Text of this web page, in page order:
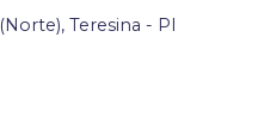
Teresina - PI